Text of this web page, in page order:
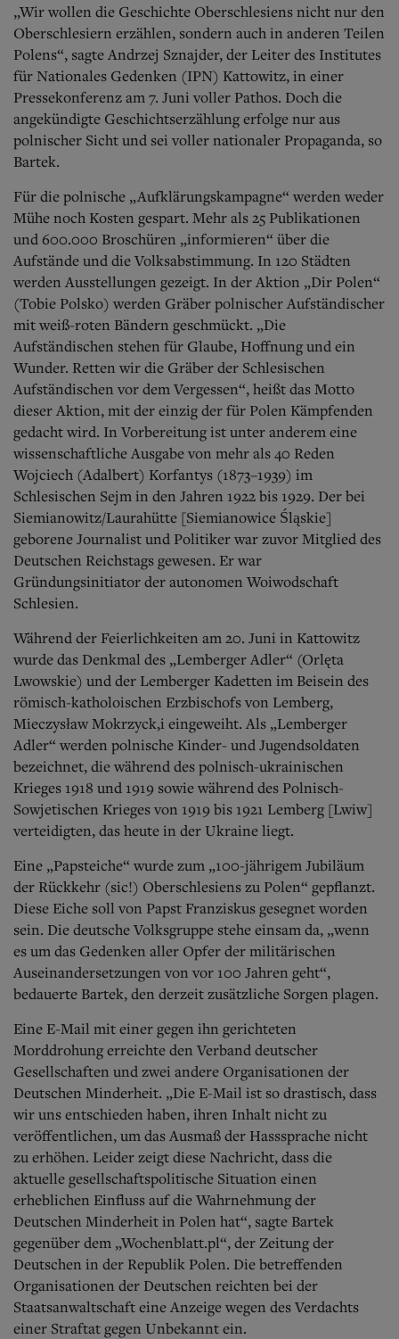
„Wir wollen die Geschichte Oberschlesiens nicht nur den
Oberschlesiern erzählen, sondern auch in anderen Teilen
Polens“, sagte Andrzej Sznajder, der Leiter des Institutes
für Nationales Gedenken (IPN) Kattowitz, in einer
Pressekonferenz am 7. Juni voller Pathos. Doch die
angekündigte Geschichtserzählung erfolge nur aus
polnischer Sicht und sei voller nationaler Propaganda, so
Bartek.
Für die polnische „Aufklärungskampagne“ werden weder
Mühe noch Kosten gespart. Mehr als 25 Publikationen
und 600.000 Broschüren „informieren“ über die
Aufstände und die Volksabstimmung. In 120 Städten
werden Ausstellungen gezeigt. In der Aktion „Dir Polen“
(Tobie Polsko) werden Gräber polnischer Aufständischer
mit weiß-roten Bändern geschmückt. „Die
Aufständischen stehen für Glaube, Hoffnung und ein
Wunder. Retten wir die Gräber der Schlesischen
Aufständischen vor dem Vergessen“, heißt das Motto
dieser Aktion, mit der einzig der für Polen Kämpfenden
gedacht wird. In Vorbereitung ist unter anderem eine
wissenschaftliche Ausgabe von mehr als 40 Reden
Wojciech (Adalbert) Korfantys (1873–1939) im
Schlesischen Sejm in den Jahren 1922 bis 1929. Der bei
Siemianowitz/Laurahütte [Siemianowice Śląskie]
geborene Journalist und Politiker war zuvor Mitglied des
Deutschen Reichstags gewesen. Er war
Gründungsinitiator der autonomen Woiwodschaft
Schlesien.
Während der Feierlichkeiten am 20. Juni in Kattowitz
wurde das Denkmal des „Lemberger Adler“ (Orlęta
Lwowskie) und der Lemberger Kadetten im Beisein des
römisch-katholoischen Erzbischofs von Lemberg,
Mieczysław Mokrzyck,i eingeweiht. Als „Lemberger
Adler“ werden polnische Kinder- und Jugendsoldaten
bezeichnet, die während des polnisch-ukrainischen
Krieges 1918 und 1919 sowie während des Polnisch-
Sowjetischen Krieges von 1919 bis 1921 Lemberg [Lwiw]
verteidigten, das heute in der Ukraine liegt.
Eine „Papsteiche“ wurde zum „100-jährigem Jubiläum
der Rückkehr (sic!) Oberschlesiens zu Polen“ gepflanzt.
Diese Eiche soll von Papst Franziskus gesegnet worden
sein. Die deutsche Volksgruppe stehe einsam da, „wenn
es um das Gedenken aller Opfer der militärischen
Auseinandersetzungen von vor 100 Jahren geht“,
bedauerte Bartek, den derzeit zusätzliche Sorgen plagen.
Eine E-Mail mit einer gegen ihn gerichteten
Morddrohung erreichte den Verband deutscher
Gesellschaften und zwei andere Organisationen der
Deutschen Minderheit. „Die E-Mail ist so drastisch, dass
wir uns entschieden haben, ihren Inhalt nicht zu
veröffentlichen, um das Ausmaß der Hasssprache nicht
zu erhöhen. Leider zeigt diese Nachricht, dass die
aktuelle gesellschaftspolitische Situation einen
erheblichen Einfluss auf die Wahrnehmung der
Deutschen Minderheit in Polen hat“, sagte Bartek
gegenüber dem „Wochenblatt.pl“, der Zeitung der
Deutschen in der Republik Polen. Die betreffenden
Organisationen der Deutschen reichten bei der
Staatsanwaltschaft eine Anzeige wegen des Verdachts
einer Straftat gegen Unbekannt ein.